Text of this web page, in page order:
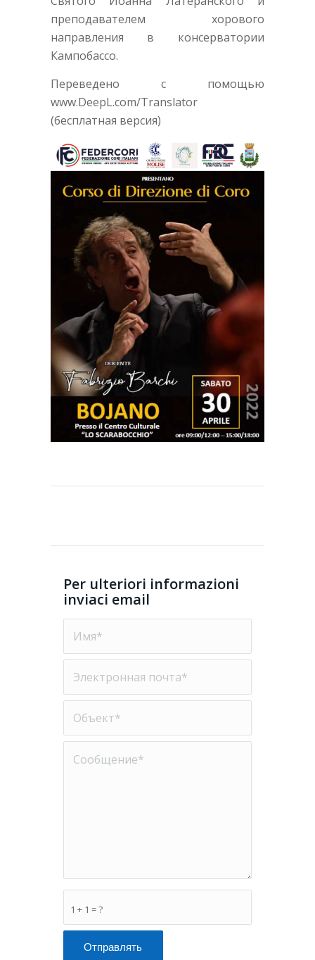
преподавателем хорового
направления в консерватории
Кампобассо.
Переведено с помощью
www.DeepL.com/Translator
(бесплатная версия)
Per ulteriori informazioni
inviaci email
1 + 1 = ?